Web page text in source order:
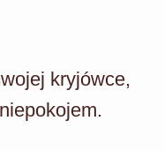
kryjówce,